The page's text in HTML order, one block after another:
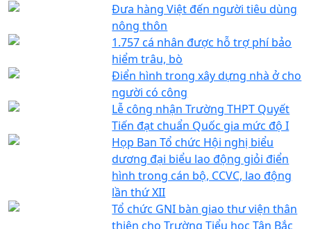
Đưa hàng Việt đến người tiêu dùng
nông thôn
1.757 cá nhân được hỗ trợ phí bảo
hiểm trâu, bò
Điển hình trong xây dựng nhà ở cho
người có công
Lễ công nhận Trường THPT Quyết
Tiến đạt chuẩn Quốc gia mức độ I
Họp Ban Tổ chức Hội nghị biểu
dương đại biểu lao động giỏi điển
hình trong cán bộ, CCVC, lao động
lần thứ XII
Tổ chức GNI bàn giao thư viện thân
thiện cho Trường Tiểu học Tân Bắc